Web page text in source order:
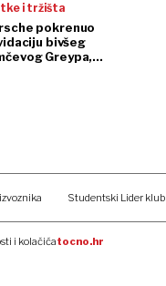
i tržišta
pokrenuo
bivšeg
Greypa,
Studentski Lider klub
i kolačićatocno.hr